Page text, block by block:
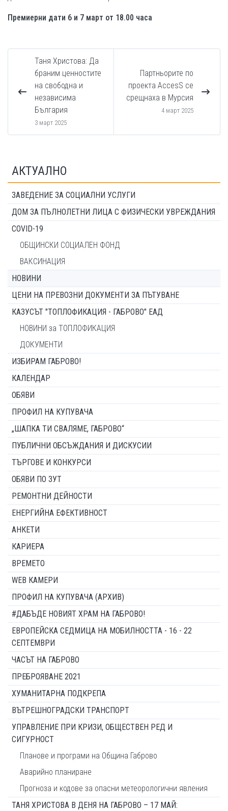
Премиерни дати 6 и 7 март от 18.00 часа
Таня Христова: Да
браним ценностите
на свободна и
независима
България
3 март 2025
Партньорите по
проекта AccesS се
срещнаха в Мурсия
4 март 2025
АКТУАЛНО
ЗАВЕДЕНИЕ ЗА СОЦИАЛНИ УСЛУГИ
ДОМ ЗА ПЪЛНОЛЕТНИ ЛИЦА С ФИЗИЧЕСКИ УВРЕЖДАНИЯ
COVID-19
ОБЩИНСКИ СОЦИАЛЕН ФОНД
ВАКСИНАЦИЯ
НОВИНИ
ЦЕНИ НА ПРЕВОЗНИ ДОКУМЕНТИ ЗА ПЪТУВАНЕ
КАЗУСЪТ "ТОПЛОФИКАЦИЯ - ГАБРОВО" ЕАД
НОВИНИ за ТОПЛОФИКАЦИЯ
ДОКУМЕНТИ
ИЗБИРАМ ГАБРОВО!
КАЛЕНДАР
ОБЯВИ
ПРОФИЛ НА КУПУВАЧА
„ШАПКА ТИ СВАЛЯМЕ, ГАБРОВО“
ПУБЛИЧНИ ОБСЪЖДАНИЯ И ДИСКУСИИ
ТЪРГОВЕ И КОНКУРСИ
ОБЯВИ ПО ЗУТ
РЕМОНТНИ ДЕЙНОСТИ
ЕНЕРГИЙНА ЕФЕКТИВНОСТ
АНКЕТИ
КАРИЕРА
ВРЕМЕТО
WEB КАМЕРИ
ПРОФИЛ НА КУПУВАЧА (АРХИВ)
#ДАБЪДЕ НОВИЯТ ХРАМ НА ГАБРОВО!
ЕВРОПЕЙСКА СЕДМИЦА НА МОБИЛНОСТТА - 16 - 22
СЕПТЕМВРИ
ЧАСЪТ НА ГАБРОВО
ПРЕБРОЯВАНЕ 2021
ХУМАНИТАРНА ПОДКРЕПА
ВЪТРЕШНОГРАДСКИ ТРАНСПОРТ
УПРАВЛЕНИЕ ПРИ КРИЗИ, ОБЩЕСТВЕН РЕД И
СИГУРНОСТ
Планове и програми на Община Габрово
Аварийно планиране
Прогноза и кодове за опасни метеорологични явления
ТАНЯ ХРИСТОВА В ДЕНЯ НА ГАБРОВО – 17 МАЙ: